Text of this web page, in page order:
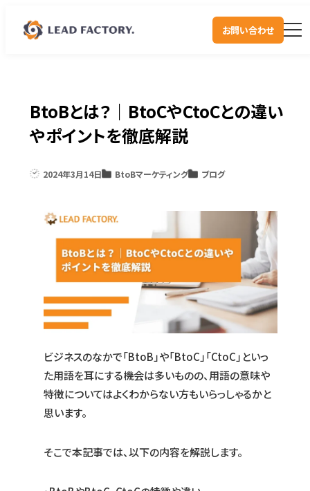
お問い合わせ
BtoBとは？｜BtoCやCtoCとの違い
やポイントを徹底解説
2024年3月14日 BtoBマーケティング ブログ
ビジネスのなかで「BtoB」や「BtoC」「CtoC」といっ
た用語を耳にする機会は多いものの、用語の意味や
特徴についてはよくわからない方もいらっしゃるかと
思います。
そこで本記事では、以下の内容を解説します。